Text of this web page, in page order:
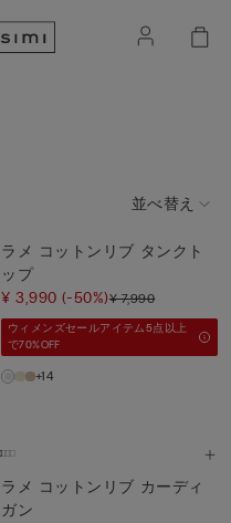
並べ替え
ラメ コットンリブ タンクト
ップ
¥ 3,990(-50%)¥ 7,990
ウィメンズセールアイテム5点以上
で70%OFF
+14
ラメ コットンリブ カーディ
ガン